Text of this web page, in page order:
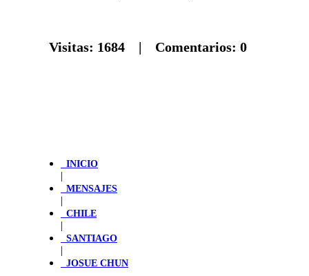
Visitas: 1684 | Comentarios: 0
INICIO
|
MENSAJES
|
CHILE
|
SANTIAGO
|
JOSUE CHUN